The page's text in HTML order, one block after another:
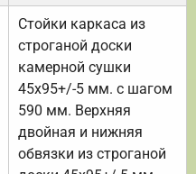
Стойки каркаса из
строганой доски
камерной сушки
45х95+/-5 мм. с шагом
590 мм. Верхняя
двойная и нижняя
обвязки из строганой